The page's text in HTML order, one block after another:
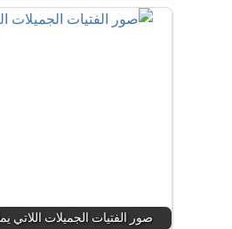
صور الفتيات الجميلات اللاتي